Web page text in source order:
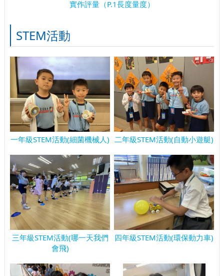
實作評量（P.1長度量度）
STEM活動
一年級STEM活動(細菌機械人) 二年級STEM活動(自動小遊艇)
三年級STEM活動(哪一天我們
會飛)
四年級STEM活動(環保動力車)